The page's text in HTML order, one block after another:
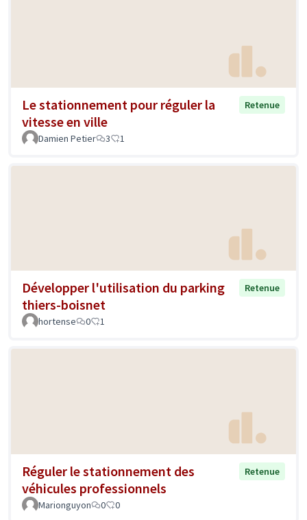
Le stationnement pour réguler la
vitesse en ville
Retenue
Damien Petier 3 1
Développer l'utilisation du parking
thiers-boisnet
Retenue
hortense 0 1
Réguler le stationnement des
véhicules professionnels
Retenue
Marionguyon 0 0